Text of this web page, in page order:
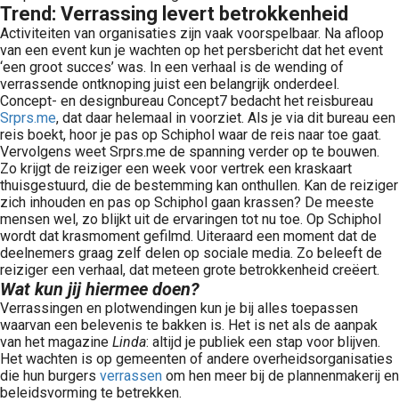
Trend: Verrassing levert betrokkenheid
Activiteiten van organisaties zijn vaak voorspelbaar. Na afloop
van een event kun je wachten op het persbericht dat het event
‘een groot succes’ was. In een verhaal is de wending of
verrassende ontknoping juist een belangrijk onderdeel.
Concept- en designbureau Concept7 bedacht het reisbureau
Srprs.me, dat daar helemaal in voorziet. Als je via dit bureau een
reis boekt, hoor je pas op Schiphol waar de reis naar toe gaat.
Vervolgens weet Srprs.me de spanning verder op te bouwen.
Zo krijgt de reiziger een week voor vertrek een kraskaart
thuisgestuurd, die de bestemming kan onthullen. Kan de reiziger
zich inhouden en pas op Schiphol gaan krassen? De meeste
mensen wel, zo blijkt uit de ervaringen tot nu toe. Op Schiphol
wordt dat krasmoment gefilmd. Uiteraard een moment dat de
deelnemers graag zelf delen op sociale media. Zo beleeft de
reiziger een verhaal, dat meteen grote betrokkenheid creëert.
Wat kun jij hiermee doen?
Verrassingen en plotwendingen kun je bij alles toepassen
waarvan een belevenis te bakken is. Het is net als de aanpak
van het magazine Linda: altijd je publiek een stap voor blijven.
Het wachten is op gemeenten of andere overheidsorganisaties
die hun burgers verrassen om hen meer bij de plannenmakerij en
beleidsvorming te betrekken.